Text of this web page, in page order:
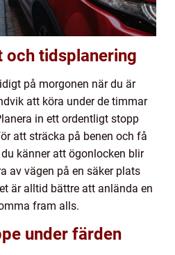
och tidsplanering
på morgonen när du är
att köra under de timmar
in ett ordentligt stopp
att sträcka på benen och få
känner att ögonlocken blir
av vägen på en säker plats
är alltid bättre att anlända en
fram alls.
under färden